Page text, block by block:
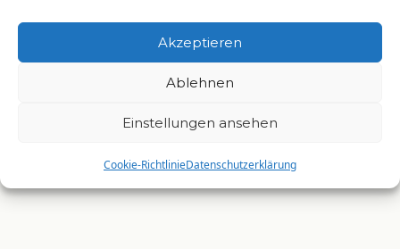
Akzeptieren
Ablehnen
Einstellungen ansehen
Cookie-RichtlinieDatenschutzerklärung
Mobiles Personal
Training